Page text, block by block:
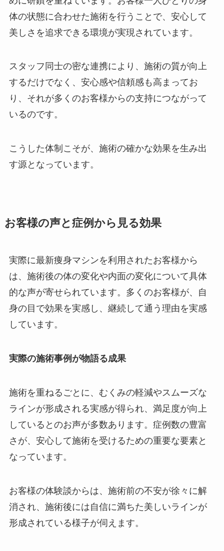
体の状態に合わせた施術を行うことで、安心して
美しさを追求できる環境が実現されています。
スタッフ同士の密な連携により、施術の質が向上
するだけでなく、安心感や信頼感も高まってお
り、それが多くのお客様からの支持につながって
いるのです。
こうした体制こそが、施術の確かな効果を生み出
す源となっています。
お客様の声と症例から見る効果
実際に最新痩身マシンを利用されたお客様から
は、施術後の体の変化や内面の変化について具体
的な声が寄せられています。多くのお客様が、自
身の目で効果を実感し、継続して通う理由を実感
しています。
実際の施術事例が物語る成果
施術を重ねるごとに、むくみの軽減やスムーズな
ラインが形成される実感が得られ、満足度が向上
しているとのお声が多数あります。症例数の豊富
さが、安心して施術を受けるための重要な要素と
なっています。
お客様の体験談からは、施術前の不安が徐々に解
消され、施術後には自信に満ちた美しいラインが
形成されている様子が伺えます。